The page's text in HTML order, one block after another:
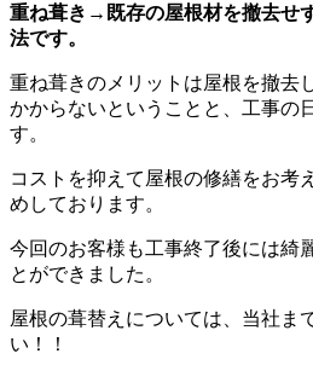
重ね葺き→既存の屋根材を撤去せ
法です。
重ね葺きのメリットは屋根を撤去
かからないということと、工事の
す。
コストを抑えて屋根の修繕をお考
めしております。
今回のお客様も工事終了後には綺
とができました。
屋根の葺替えについては、当社ま
い！！